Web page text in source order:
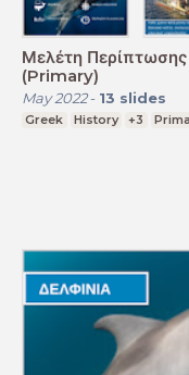
Μελέτη
(Primary)
May 2022- 13 slides
Greek History +3